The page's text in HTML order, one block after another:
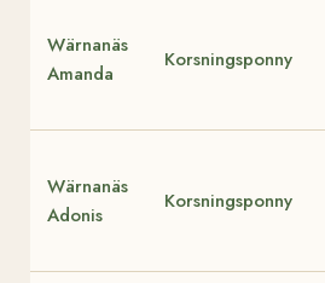
Wärnanäs
Amanda
Korsningsponny
Wärnanäs
Adonis
Korsningsponny